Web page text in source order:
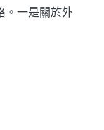
。一是關於外